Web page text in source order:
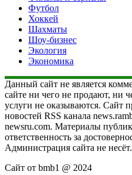
Футбол
Хоккей
Шахматы
Шоу-бизнес
Экология
Экономика
Данный сайт не является
сайте ни чего не продают, ни
услуги не оказываются. Сайт
новостей RSS канала
newsru.com. Материалы
ответственность за
Администрация сайта не несёт.
Сайт от bmb1 @ 2024